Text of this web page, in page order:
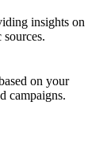
insights on
on your
campaigns.